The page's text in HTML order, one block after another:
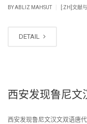
BYABLIZ MAHSUT [:ZH]文献
DETAIL
西安发现鲁尼文
西安发现鲁尼文汉文双语